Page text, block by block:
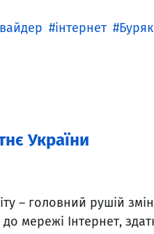
інтернет
України
– головний рушій
мережі Інтернет,